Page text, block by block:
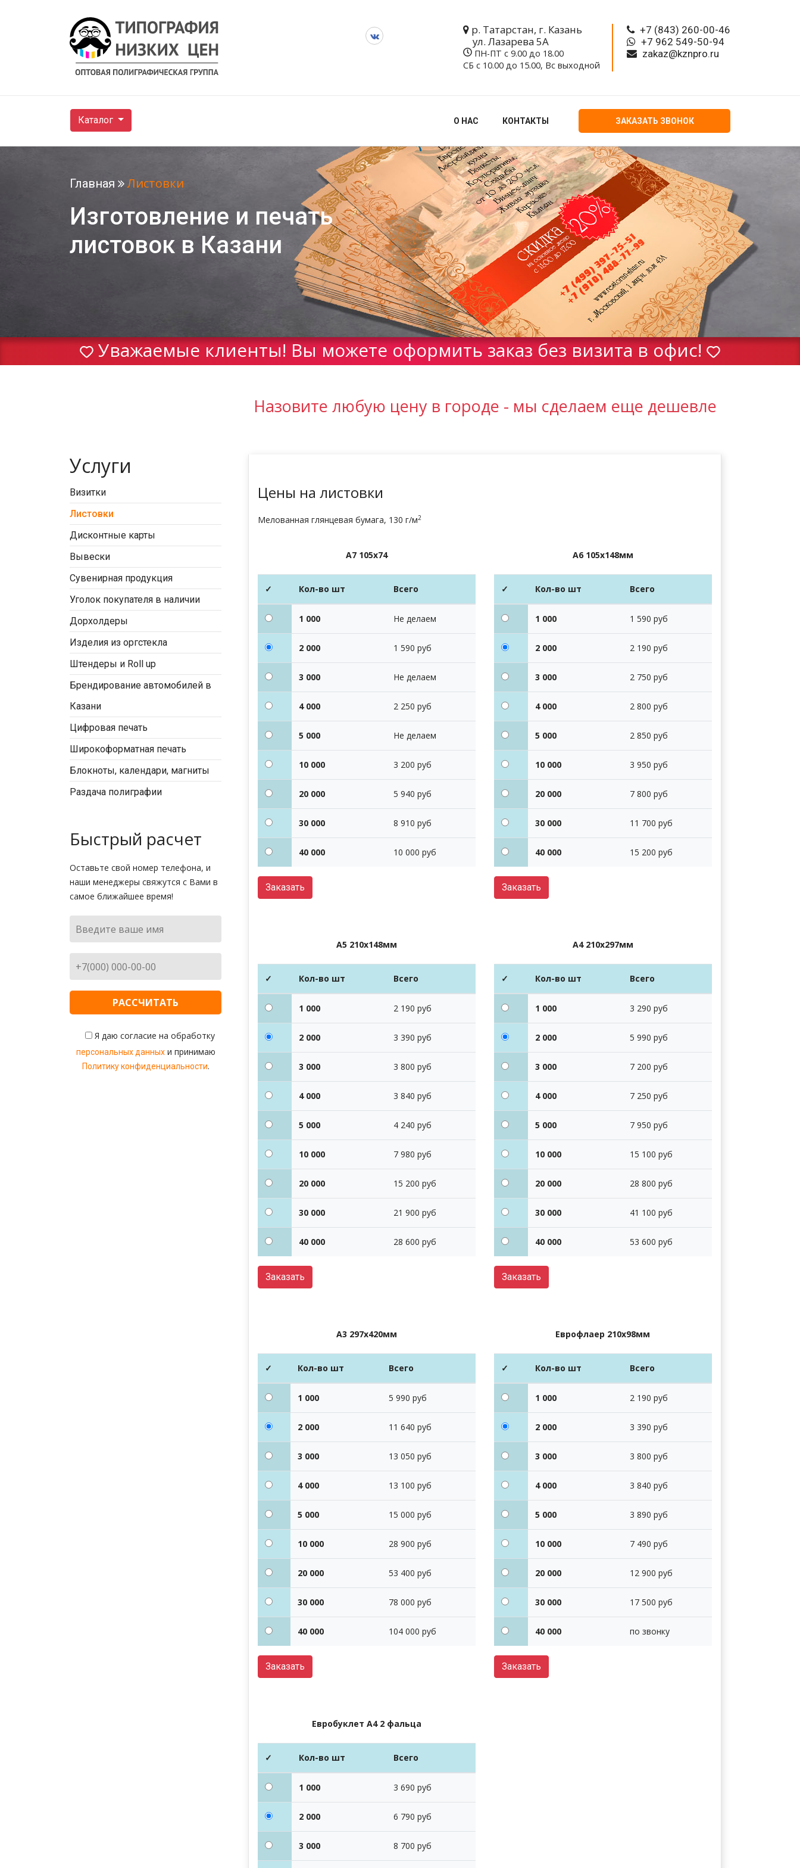
р. Татарстан, г. Казань
ул. Лазарева 5A
ПН-ПТ с 9.00 до 18.00
СБ с 10.00 до 15.00, Вс выходной
+7 (843) 260-00-46
+7 962 549-50-94
zakaz@kznpro.ru
Каталог О НАС КОНТАКТЫ ЗАКАЗАТЬ ЗВОНОК
Главная Листовки
Изготовление и печать
листовок в Казани
Уважаемые клиенты! Вы можете оформить заказ без визита в офис!
Назовите любую цену в городе - мы сделаем еще дешевле
Услуги
Визитки
Листовки
Дисконтные карты
Вывески
Сувенирная продукция
Уголок покупателя в наличии
Дорхолдеры
Изделия из оргстекла
Штендеры и Roll up
Брендирование автомобилей в
Казани
Цифровая печать
Широкоформатная печать
Блокноты, календари, магниты
Раздача полиграфии
Быстрый расчет
Оставьте свой номер телефона, и
наши менеджеры свяжутся с Вами в
самое ближайшее время!
Я даю согласие на обработку
персональных данныхи принимаю
Политику конфиденциальности.
Цены на листовки
Мелованная глянцевая бумага, 130 г/м2
А7 105х74
✓ Кол-во шт Всего
1 000 Не делаем
2 000 1 590 руб
3 000 Не делаем
4 000 2 250 руб
5 000 Не делаем
10 000 3 200 руб
20 000 5 940 руб
30 000 8 910 руб
40 000 10 000 руб
Заказать
А6 105х148мм
✓ Кол-во шт Всего
1 000 1 590 руб
2 000 2 190 руб
3 000 2 750 руб
4 000 2 800 руб
5 000 2 850 руб
10 000 3 950 руб
20 000 7 800 руб
30 000 11 700 руб
40 000 15 200 руб
Заказать
А5 210х148мм
✓ Кол-во шт Всего
1 000 2 190 руб
2 000 3 390 руб
3 000 3 800 руб
4 000 3 840 руб
5 000 4 240 руб
10 000 7 980 руб
20 000 15 200 руб
30 000 21 900 руб
40 000 28 600 руб
Заказать
А4 210х297мм
✓ Кол-во шт Всего
1 000 3 290 руб
2 000 5 990 руб
3 000 7 200 руб
4 000 7 250 руб
5 000 7 950 руб
10 000 15 100 руб
20 000 28 800 руб
30 000 41 100 руб
40 000 53 600 руб
Заказать
А3 297х420мм
✓ Кол-во шт Всего
1 000 5 990 руб
2 000 11 640 руб
3 000 13 050 руб
4 000 13 100 руб
5 000 15 000 руб
10 000 28 900 руб
20 000 53 400 руб
30 000 78 000 руб
40 000 104 000 руб
Заказать
Еврофлаер 210х98мм
✓ Кол-во шт Всего
1 000 2 190 руб
2 000 3 390 руб
3 000 3 800 руб
4 000 3 840 руб
5 000 3 890 руб
10 000 7 490 руб
20 000 12 900 руб
30 000 17 500 руб
40 000 по звонку
Заказать
Евробуклет А4 2 фальца
✓ Кол-во шт Всего
1 000 3 690 руб
2 000 6 790 руб
3 000 8 700 руб